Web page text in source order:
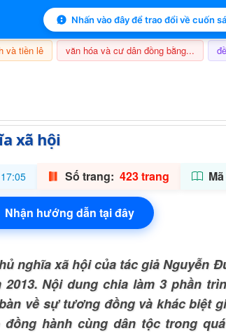
Nhấn vào đây để trao đổi về cuốn
và tiền lê văn hóa và cư dân đồng bằng...
xã hội
Số trang: 423 trang
Nhận hướng dẫn tại đây
nghĩa xã hội của tác giả Nguyễn
Nội dung chia làm 3 phần
về sự tương đồng và khác biệt
hành cùng dân tộc trong